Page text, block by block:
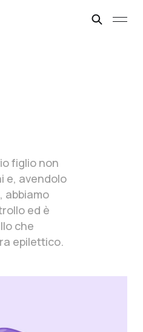
figlio non
e, avendolo
abbiamo
ed è
che
epilettico.